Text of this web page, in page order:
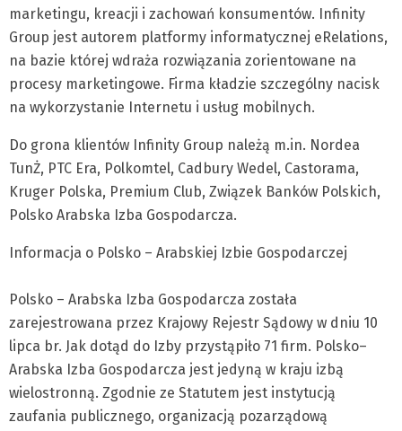
marketingu, kreacji i zachowań konsumentów. Infinity
Group jest autorem platformy informatycznej eRelations,
na bazie której wdraża rozwiązania zorientowane na
procesy marketingowe. Firma kładzie szczególny nacisk
na wykorzystanie Internetu i usług mobilnych.
Do grona klientów Infinity Group należą m.in. Nordea
TunŻ, PTC Era, Polkomtel, Cadbury Wedel, Castorama,
Kruger Polska, Premium Club, Związek Banków Polskich,
Polsko Arabska Izba Gospodarcza.
Informacja o Polsko – Arabskiej Izbie Gospodarczej
Polsko – Arabska Izba Gospodarcza została
zarejestrowana przez Krajowy Rejestr Sądowy w dniu 10
lipca br. Jak dotąd do Izby przystąpiło 71 firm. Polsko–
Arabska Izba Gospodarcza jest jedyną w kraju izbą
wielostronną. Zgodnie ze Statutem jest instytucją
zaufania publicznego, organizacją pozarządową